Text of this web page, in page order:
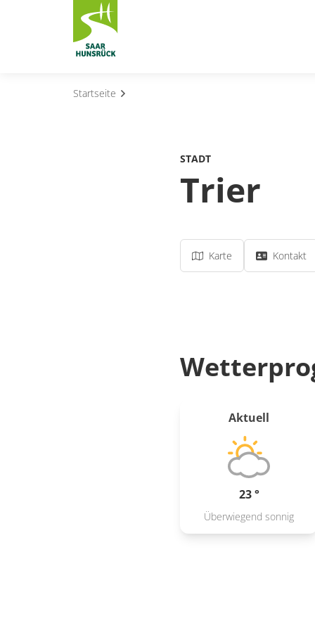
Zum Hauptinhalt springen
Startseite
STADT
Trier
Karte Kontakt
Aktuell
23 °
Überwiegend sonnig